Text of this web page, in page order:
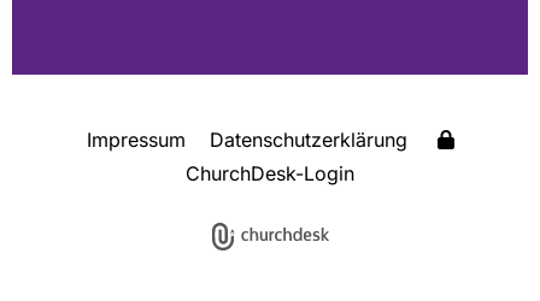
Impressum
Datenschutzerklärung
ChurchDesk-Login